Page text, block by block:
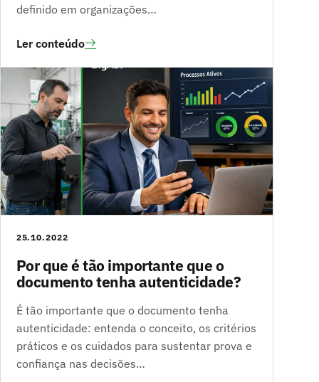
definido em organizações…
Ler conteúdo
25.10.2022
Por que é tão importante que o
documento tenha autenticidade?
É tão importante que o documento tenha
autenticidade: entenda o conceito, os critérios
práticos e os cuidados para sustentar prova e
confiança nas decisões…